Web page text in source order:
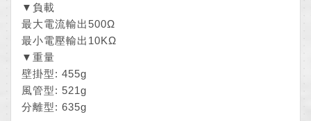
▼負載
最大電流輸出500Ω
最小電壓輸出10KΩ
▼重量
壁掛型: 455g
風管型: 521g
分離型: 635g